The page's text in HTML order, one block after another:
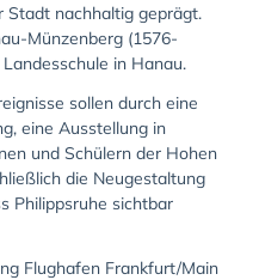
nachhaltig geprägt.
Münzenberg (1576-
in Hanau.
sollen durch eine
eine Ausstellung in
und Schülern der Hohen
die Neugestaltung
Philippsruhe sichtbar
Flughafen Frankfurt/Main